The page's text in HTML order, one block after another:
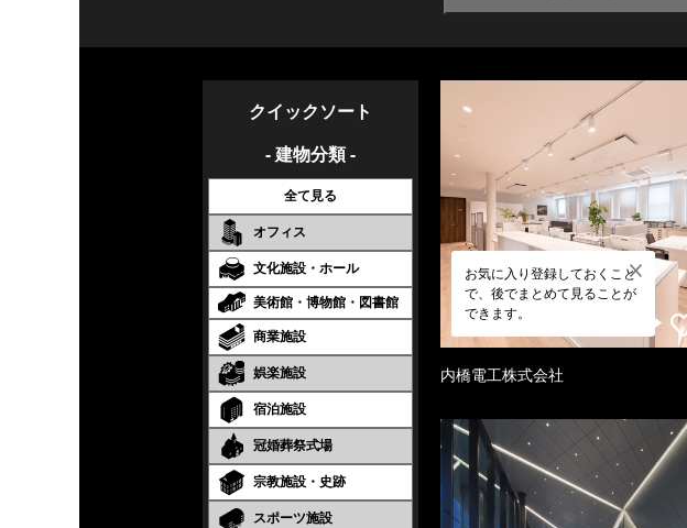
クイックソート
- 建物分類 -
全て見る
オフィス
文化施設・ホール
美術館・博物館・図書館
商業施設
娯楽施設
宿泊施設
冠婚葬祭式場
宗教施設・史跡
スポーツ施設
お気に入り登録しておくこと
で、後でまとめて見ることが
できます。
内橋電工株式会社